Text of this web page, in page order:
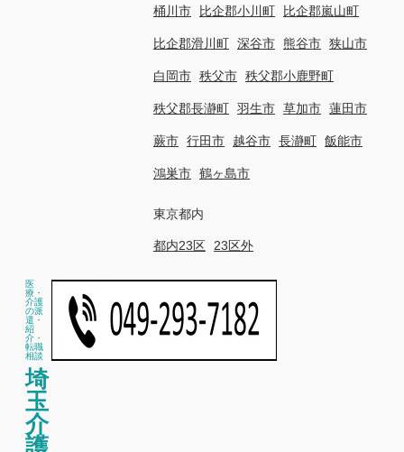
桶川市 比企郡小川町 比企郡嵐山町
比企郡滑川町 深谷市 熊谷市 狭山市
白岡市 秩父市 秩父郡小鹿野町
秩父郡長瀞町 羽生市 草加市 蓮田市
蕨市 行田市 越谷市 長瀞町 飯能市
鴻巣市 鶴ヶ島市
東京都内
都内23区 23区外
医
療・
介護
の派
遣・
紹
介・
転職
相談
埼
玉
介
護